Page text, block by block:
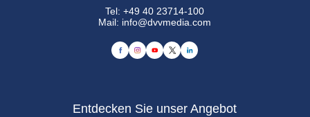
Tel:+49 40 23714-100
Mail: info@dvvmedia.com
Entdecken Sie unser Angebot